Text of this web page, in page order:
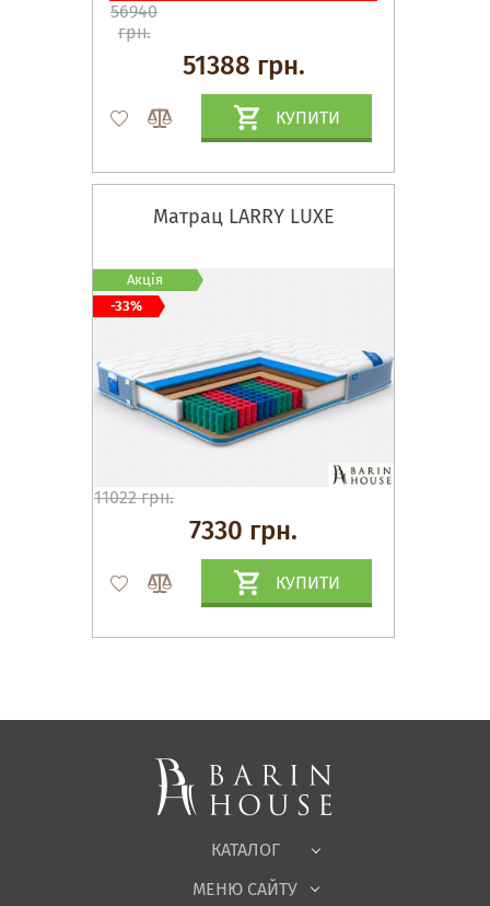
56940
грн.
51388 грн.
КУПИТИ
Матрац LARRY LUXE
11022 грн.
7330 грн.
КУПИТИ
Акція
-33%
КАТАЛОГ
Спальні, Ліжка
Корпусні меблі
Офісні меблі
Садові меблі
МЕНЮ САЙТУ